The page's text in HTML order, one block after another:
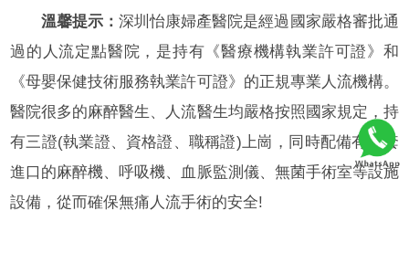
溫馨提示：深圳怡康婦產醫院是經過國家嚴格審批通
過的人流定點醫院，是持有《醫療機構執業許可證》和
《母嬰保健技術服務執業許可證》的正規專業人流機構。
醫院很多的麻醉醫生、人流醫生均嚴格按照國家規定，持
有三證(執業證、資格證、職稱證)上崗，同時配備有全套
進口的麻醉機、呼吸機、血脈監測儀、無菌手術室等設施
設備，從而確保無痛人流手術的安全!